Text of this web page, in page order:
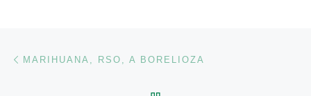
Nawigacja wpisu
MARIHUANA, RSO, A BORELIOZA